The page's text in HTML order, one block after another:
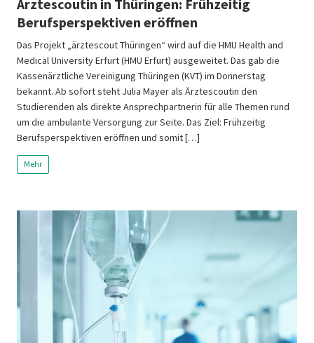
Ärztescoutin in Thüringen: Frühzeitig
Berufsperspektiven eröffnen
Das Projekt „ärztescout Thüringen“ wird auf die HMU Health and
Medical University Erfurt (HMU Erfurt) ausgeweitet. Das gab die
Kassenärztliche Vereinigung Thüringen (KVT) im Donnerstag
bekannt. Ab sofort steht Julia Mayer als Ärztescoutin den
Studierenden als direkte Ansprechpartnerin für alle Themen rund
um die ambulante Versorgung zur Seite. Das Ziel: Frühzeitig
Berufsperspektiven eröffnen und somit […]
Mehr